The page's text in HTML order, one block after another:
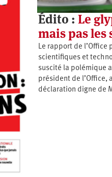
Édito : Le
mais pas les
Le rapport de l’Office
scientifiques et
suscité la polémique
président de l’Office,
déclaration digne de